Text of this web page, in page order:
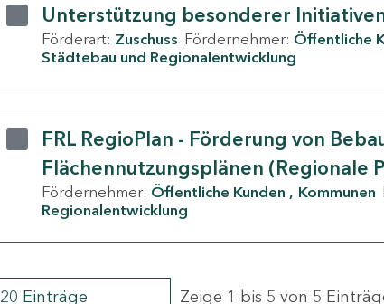
Unterstützung besonderer
Förderart: Zuschuss Fördernehmer: Öffentliche
Städtebau und Regionalentwicklung
FRL RegioPlan - Förderung von
Flächennutzungsplänen (Regionale
Fördernehmer: Öffentliche Kunden Kommunen
Regionalentwicklung
20 Einträge Zeige 1 bis 5 von 5